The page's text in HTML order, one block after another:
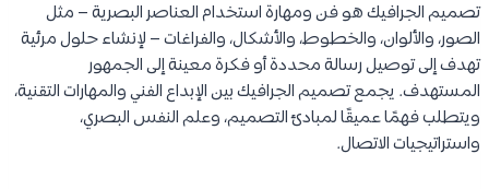
تصميم الجرافيك هو فن ومهارة استخدام العناصر البصرية – مثل
الصور، والألوان، والخطوط، والأشكال، والفراغات – لإنشاء حلول مرئية
تهدف إلى توصيل رسالة محددة أو فكرة معينة إلى الجمهور
المستهدف. يجمع تصميم الجرافيك بين الإبداع الفني والمهارات التقنية،
ويتطلب فهمًا عميقًا لمبادئ التصميم، وعلم النفس البصري،
واستراتيجيات الاتصال.